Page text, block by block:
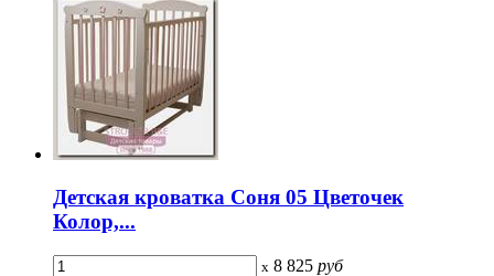
Детская кроватка Соня 05 Цветочек
Колор,...
x 8 825 руб